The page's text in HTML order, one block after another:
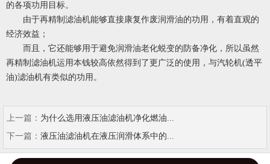
的各项功用目标。
由于再精制滤油机能够直接康复作废润滑油的功用，有着直观的
经济效益；
而且，它还能够用于避免润滑油老化蜕变的防备净化，所以虽然
再精制滤油机运用本钱较高依然得到了更广泛的使用，与汽轮机(透平
油)滤油机有类似的功用。
上一篇： 为什么选用液压油滤油机净化燃油...
下一篇： 液压油滤油机在液压润滑体系中的...